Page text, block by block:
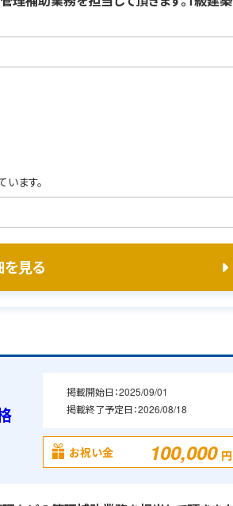
ます。
見る
掲載開始日：2025/09/01
掲載終了予定日：2026/08/18
お祝い金 100,000 円